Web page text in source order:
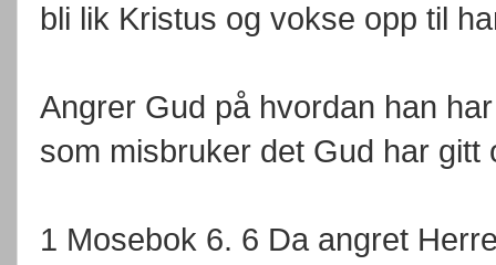
bli lik Kristus og vokse opp til
Angrer Gud på hvordan han
som misbruker det Gud har gitt
1 Mosebok 6. 6 Da angret